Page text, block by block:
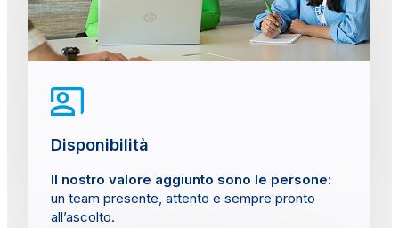
Disponibilità
Il nostro valore aggiunto sono le persone:
un team presente, attento e sempre pronto
all’ascolto.